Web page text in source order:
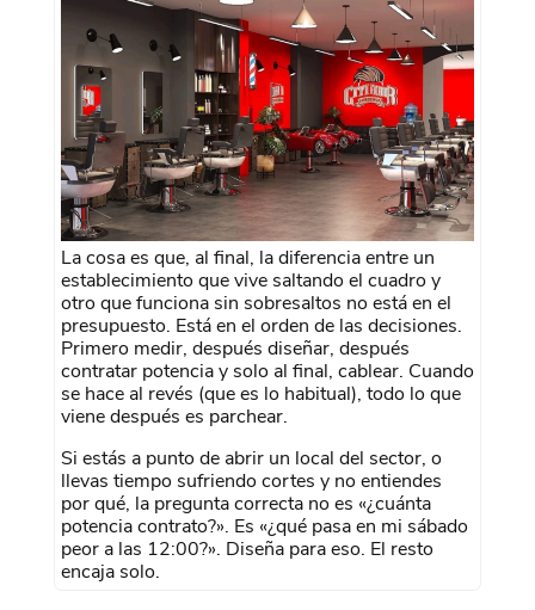
La cosa es que, al final, la diferencia entre un
establecimiento que vive saltando el cuadro y
otro que funciona sin sobresaltos no está en el
presupuesto. Está en el orden de las decisiones.
Primero medir, después diseñar, después
contratar potencia y solo al final, cablear. Cuando
se hace al revés (que es lo habitual), todo lo que
viene después es parchear.
Si estás a punto de abrir un local del sector, o
llevas tiempo sufriendo cortes y no entiendes
por qué, la pregunta correcta no es «¿cuánta
potencia contrato?». Es «¿qué pasa en mi sábado
peor a las 12:00?». Diseña para eso. El resto
encaja solo.